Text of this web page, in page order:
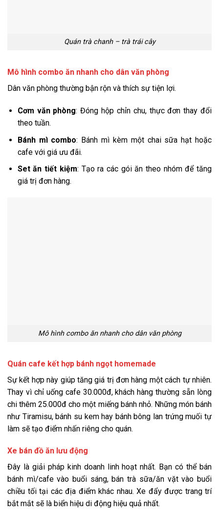
Quán trà chanh – trà trái cây
Mô hình combo ăn nhanh cho dân văn phòng
Dân văn phòng thường bận rộn và thích sự tiện lợi.
Cơm văn phòng: Đóng hộp chỉn chu, thực đơn thay đổi
theo tuần.
Bánh mì combo: Bánh mì kèm một chai sữa hạt hoặc
cafe với giá ưu đãi.
Set ăn tiết kiệm: Tạo ra các gói ăn theo nhóm để tăng
giá trị đơn hàng.
Mô hình combo ăn nhanh cho dân văn phòng
Quán cafe kết hợp bánh ngọt homemade
Sự kết hợp này giúp tăng giá trị đơn hàng một cách tự nhiên.
Thay vì chỉ uống cafe 30.000đ, khách hàng thường sẵn lòng
chi thêm 25.000đ cho một miếng bánh nhỏ. Những món bánh
như Tiramisu, bánh su kem hay bánh bông lan trứng muối tự
làm sẽ tạo điểm nhấn riêng cho quán.
Xe bán đồ ăn lưu động
Đây là giải pháp kinh doanh linh hoạt nhất. Bạn có thể bán
bánh mì/cafe vào buổi sáng, bán trà sữa/ăn vặt vào buổi
chiều tối tại các địa điểm khác nhau. Xe đẩy được trang trí
bắt mắt sẽ là biển hiệu di động hiệu quả nhất.